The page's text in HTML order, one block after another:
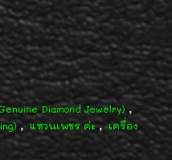
Diamond Jewelry) ,
, แหวนเพชร ค่ะ , เครื่อง